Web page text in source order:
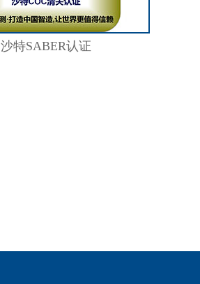
沙特SABER认证